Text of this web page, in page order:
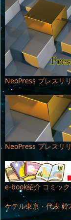
NeoPress プレスリ
NeoPress プレスリ
e-book紹介 コミッ
ケテル東京・代表